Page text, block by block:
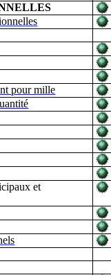
pour mille
et